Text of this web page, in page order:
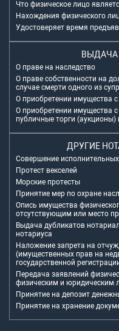
Что физическое лицо
Нахождения физического
Удостоверяет время
ВЫДАЧА
О праве на наследство
О праве собственности на
случае смерти одного из
О приобретении имущества
О приобретении имущества
публичные торги (аукционы)
ДРУГИЕ
Совершение
Протест векселей
Морские протесты
Принятие мер по охране
Опись имущества
отсутствующим или место
Выдача дубликатов
нотариуса
Наложение запрета на
(имущественных прав на
государственной
Передача заявлений
физическим и юридическим
Принятие на депозит
Принятие на хранение